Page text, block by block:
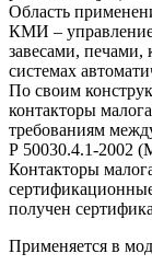
Область
КМИ – управление
завесами, печами,
системах
По своим
контакторы
требованиям
Р 50030.4.1-2002
Контакторы
получен
Применяется в